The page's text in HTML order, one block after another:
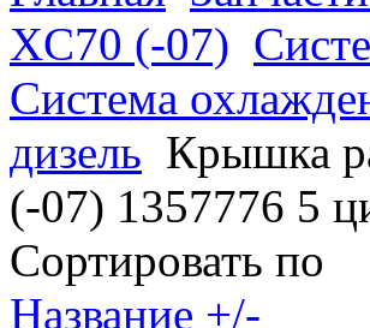
XC70 (-07)
Система
дизель Крышка
(-07) 1357776 5
Сортировать по
Название +/-